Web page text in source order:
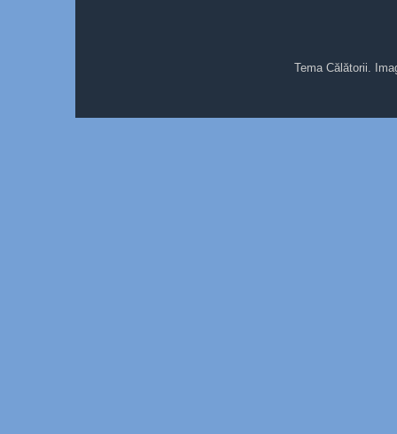
Tema Călătorii.